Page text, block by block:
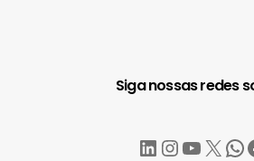
Siga nossas redes
LinkedIn
X